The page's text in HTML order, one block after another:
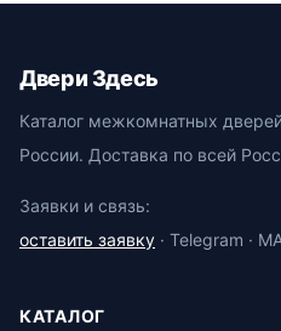
Двери Здесь
Каталог межкомнатных
России. Доставка по всей
Заявки и связь:
оставить заявку · Telegram ·
КАТАЛОГ